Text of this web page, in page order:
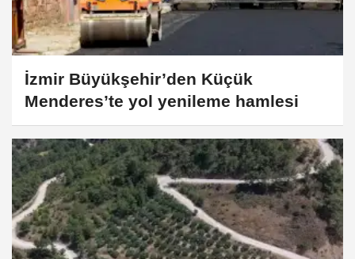
İzmir Büyükşehir’den Küçük
Menderes’te yol yenileme hamlesi